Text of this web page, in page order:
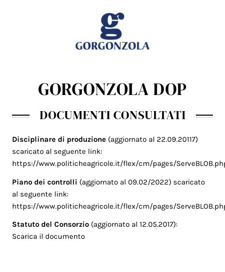
GORGONZOLA DOP
DOCUMENTI CONSULTATI
Disciplinare di produzione (aggiornato al 22.09.20117)
scaricato al seguente link:
https://www.politicheagricole.it/flex/cm/pages/
Piano dei controlli (aggiornato al 09.02/2022) scaricato
al seguente link:
https://www.politicheagricole.it/flex/cm/pages/
Statuto del Consorzio (aggiornato al 12.05.2017):
Scarica il documento